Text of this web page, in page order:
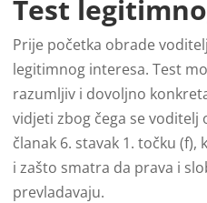
Test
Prije početka obrade
legitimnog interesa. Test
razumljiv i dovoljno
vidjeti zbog čega se
članak 6. stavak 1. točku
i zašto smatra da prava i
prevladavaju.